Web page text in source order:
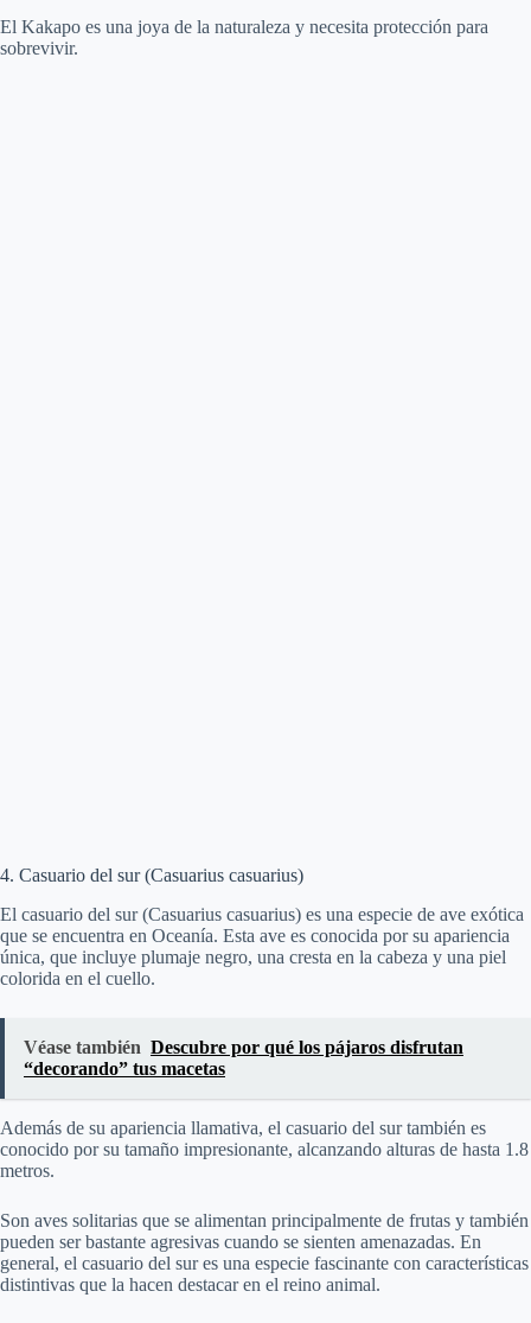
El Kakapo es una joya de la naturaleza y necesita protección para
sobrevivir.
4. Casuario del sur (Casuarius casuarius)
El casuario del sur (Casuarius casuarius) es una especie de ave exótica
que se encuentra en Oceanía. Esta ave es conocida por su apariencia
única, que incluye plumaje negro, una cresta en la cabeza y una piel
colorida en el cuello.
Véase también Descubre por qué los pájaros disfrutan
“decorando” tus macetas
Además de su apariencia llamativa, el casuario del sur también es
conocido por su tamaño impresionante, alcanzando alturas de hasta 1.8
metros.
Son aves solitarias que se alimentan principalmente de frutas y también
pueden ser bastante agresivas cuando se sienten amenazadas. En
general, el casuario del sur es una especie fascinante con características
distintivas que la hacen destacar en el reino animal.